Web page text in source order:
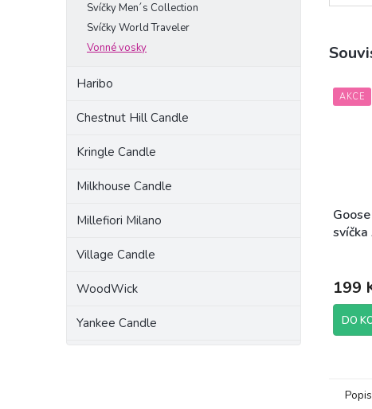
Svíčky Men´s Collection
Svíčky World Traveler
Vonné vosky
Haribo
Chestnut Hill Candle
Kringle Candle
Milkhouse Candle
Millefiori Milano
Village Candle
WoodWick
Yankee Candle
AKCE
199
DO
Popis